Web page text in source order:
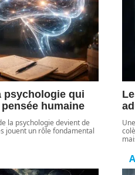
psychologie qui
humaine
la psychologie devient de
jouent un rôle fondamental